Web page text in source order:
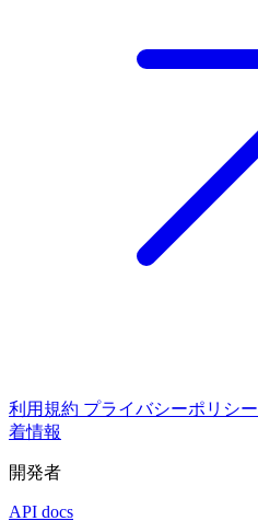
利用規約 プライバシーポリシー
着情報
開発者
API docs